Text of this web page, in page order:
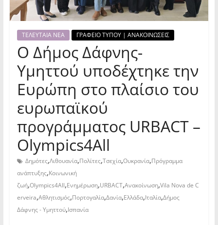
ΤΕΛΕΥΤΑΙΑ ΝΕΑ ΓΡΑΦΕΙΟ ΤΥΠΟΥ | ΑΝΑΚΟΙΝΩΣΕΙΣ
Ο Δήμος Δάφνης-
Υμηττού υποδέχτηκε την
Ευρώπη στο πλαίσιο του
ευρωπαϊκού
προγράμματος URBACT –
Olympics4All
Δημότες,Λιθουανία,Πολίτες,Τσεχία,Ουκρανία,Πρόγραμμα
ανάπτυξης,Κοινωνική
ζωή,Olympics4All,Ενημέρωση,URBACT,Ανακοίνωση,Vila Nova de C
erveira,Αθλητισμός,Πορτογαλία,Δανία,Ελλάδα,Ιταλία,Δήμος
Δάφνης - Υμηττού,Ισπανία